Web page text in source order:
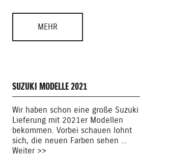
MEHR
SUZUKI MODELLE 2021
Wir haben schon eine große Suzuki
Lieferung mit 2021er Modellen
bekommen. Vorbei schauen lohnt
sich, die neuen Farben sehen ...
Weiter >>